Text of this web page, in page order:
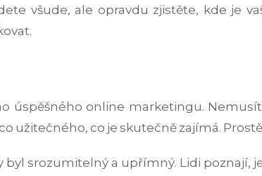
všude, ale opravdu zjistěte, kde je
úspěšného online marketingu.
užitečného, co je skutečně zajímá.
byl srozumitelný a upřímný. Lidi poznají,